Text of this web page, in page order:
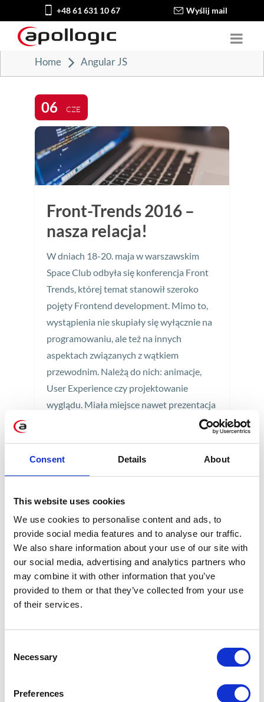
Consent Details About
This website uses cookies
We use cookies to personalise content and ads, to
provide social media features and to analyse our traffic.
We also share information about your use of our site with
our social media, advertising and analytics partners who
may combine it with other information that you’ve
provided to them or that they’ve collected from your use
of their services.
Selection
Necessary
Preferences
+48 61 631 10 67 Wyślij mail
Home Angular JS
06 CZE
Front-Trends 2016 –
nasza relacja!
W dniach 18-20. maja w warszawskim
Space Club odbyła się konferencja Front
Trends, której temat stanowił szeroko
pojęty Frontend development. Mimo to,
wystąpienia nie skupiały się wyłącznie na
programowaniu, ale też na innych
aspektach związanych z wątkiem
przewodnim. Należą do nich: animacje,
User Experience czy projektowanie
wyglądu. Miała miejsce nawet prezentacja
o podstawach elektroniki, co świadczy o
obszerny.
2 min
KATEGORIE
Baza wiedzy
E-booki